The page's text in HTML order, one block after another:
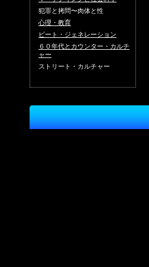
犯罪と拷問〜肉体と性
心理・教育
ビート・ジェネレーション
６０年代とカウンター・カルチ
ャー
ストリート・カルチャー